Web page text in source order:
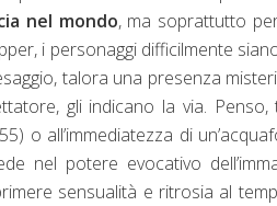
nel mondo, ma soprattutto
i personaggi difficilmente
talora una presenza
gli indicano la via.
o all’immediatezza di
nel potere evocativo
sensualità e ritrosia al